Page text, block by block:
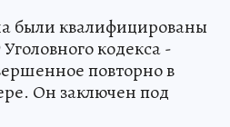
были квалифицированы
кодекса -
повторно в
Он заключен под